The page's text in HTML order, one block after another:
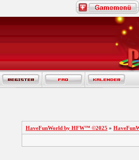
HaveFunWorld by HFW™ ©2025 »